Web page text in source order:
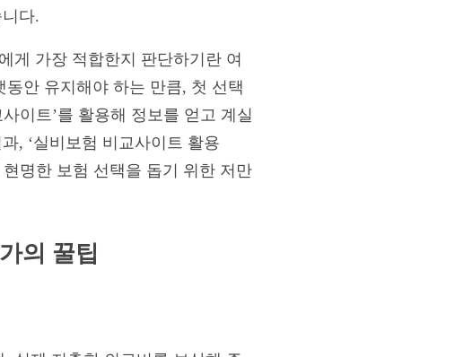
다.
게 가장 적합한지 판단하기란 여
안 유지해야 하는 만큼, 첫 선택
이트’를 활용해 정보를 얻고 계실
, ‘실비보험 비교사이트 활용
명한 보험 선택을 돕기 위한 저만
의 꿀팁